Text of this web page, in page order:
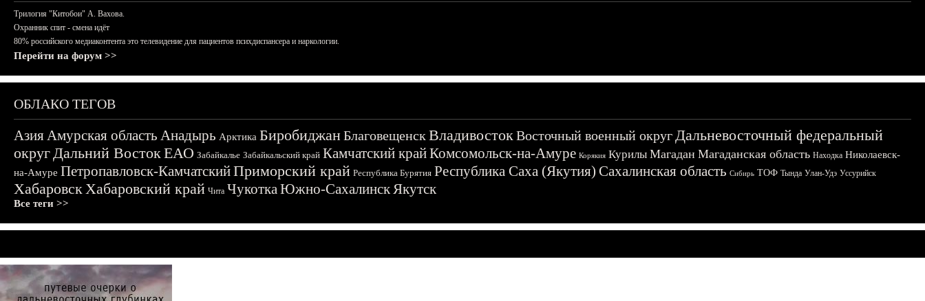
Трилогия "Китобои" А. Вахова.
Охранник спит - смена идёт
80% российского медиаконтента это телевидение для пациентов психдиспансера и наркологии.
Перейти на форум >>
ОБЛАКО ТЕГОВ
АзияАмурская область Анадырь Арктика БиробиджанБлаговещенскВладивостокВосточный военный округДальневосточный федеральный
округДальний ВостокЕАО Забайкалье Забайкальский край Камчатский крайКомсомольск-на-Амуре Корякия Курилы Магадан Магаданская область Находка Николаевск-
на-Амуре Петропавловск-КамчатскийПриморский край Республика Бурятия Республика Саха (Якутия) Сахалинская область Сибирь ТОФ Тында Улан-Удэ Уссурийск
ХабаровскХабаровский край Чита ЧукоткаЮжно-СахалинскЯкутск
Все теги >>